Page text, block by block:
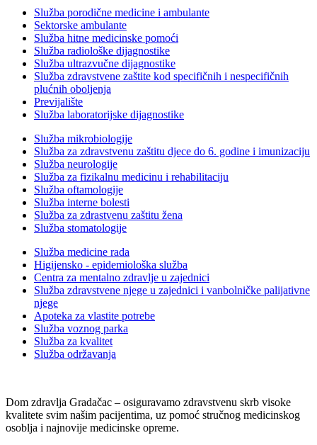
Služba porodične medicine i ambulante
Sektorske ambulante
Služba hitne medicinske pomoći
Služba radiološke dijagnostike
Služba ultrazvučne dijagnostike
Služba zdravstvene zaštite kod specifičnih i nespecifičnih
plućnih oboljenja
Previjalište
Služba laboratorijske dijagnostike
Služba mikrobiologije
Služba za zdravstvenu zaštitu djece do 6. godine i imunizaciju
Služba neurologije
Služba za fizikalnu medicinu i rehabilitaciju
Služba oftamologije
Služba interne bolesti
Služba za zdrastvenu zaštitu žena
Služba stomatologije
Služba medicine rada
Higijensko - epidemiološka služba
Centra za mentalno zdravlje u zajednici
Služba zdravstvene njege u zajednici i vanbolničke palijativne
njege
Apoteka za vlastite potrebe
Služba voznog parka
Služba za kvalitet
Služba održavanja
Dom zdravlja Gradačac – osiguravamo zdravstvenu skrb visoke
kvalitete svim našim pacijentima, uz pomoć stručnog medicinskog
osoblja i najnovije medicinske opreme.